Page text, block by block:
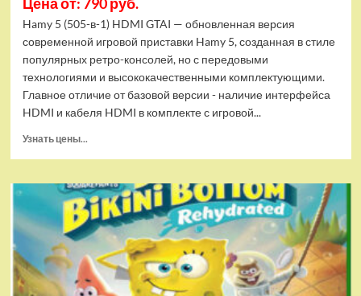
Hamy 5 (505-в-1) HDMI GTAI — обновленная версия
современной игровой приставки Hamy 5, созданная в стиле
популярных ретро-консолей, но с передовыми
технологиями и высококачественными комплектующими.
Главное отличие от базовой версии - наличие интерфейса
HDMI и кабеля HDMI в комплекте с игровой...
Узнать цены...
Игровая
приставка
Hamy
5
(505-
в-1)
HDMI
GTA